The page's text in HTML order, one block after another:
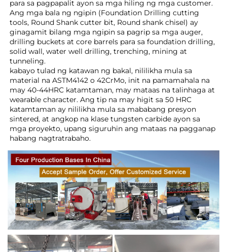
para sa pagpapalit ayon sa mga hiling ng mga customer.
Ang mga bala ng ngipin (Foundation Drilling cutting
tools, Round Shank cutter bit, Round shank chisel) ay
ginagamit bilang mga ngipin sa pagrip sa mga auger,
drilling buckets at core barrels para sa foundation drilling,
solid wall, water well drilling, trenching, mining at
tunneling.
kabayo tulad ng katawan ng bakal, nililikha mula sa
material na ASTM4142 o 42CrMo, init na pamamahala na
may 40-44HRC katamtaman, may mataas na talinhaga at
wearable character. Ang tip na may higit sa 50 HRC
katamtaman ay nililikha mula sa mababang presyon
sintered, at angkop na klase tungsten carbide ayon sa
mga proyekto, upang siguruhin ang mataas na pagganap
habang nagtratrabaho.